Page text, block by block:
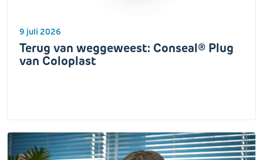
9 juli 2026
Terug van weggeweest: Conseal® Plug
van Coloplast